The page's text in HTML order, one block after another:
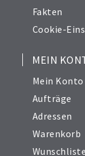
Fakten
Cookie-
MEIN
Mein Konto
Aufträge
Adressen
Warenkorb
Wunschliste